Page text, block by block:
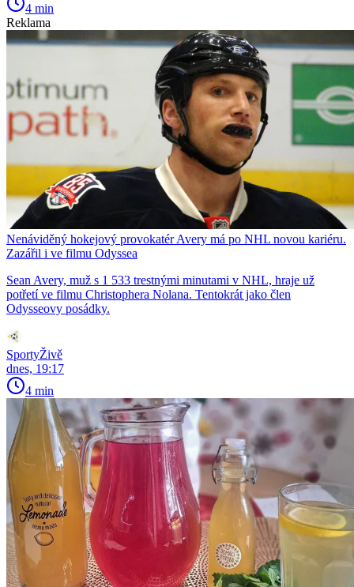
4 min
Reklama
Nenáviděný hokejový provokatér Avery má po NHL novou kariéru.
Zazářil i ve filmu Odyssea
Sean Avery, muž s 1 533 trestnými minutami v NHL, hraje už
potřetí ve filmu Christophera Nolana. Tentokrát jako člen
Odysseovy posádky.
SportyŽivě
dnes, 19:17
4 min